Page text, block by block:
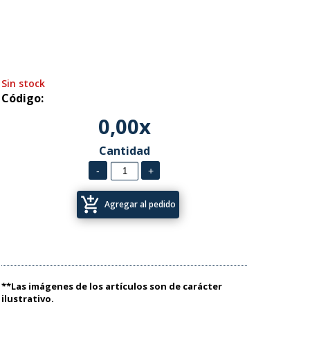
Sin stock
Código:
0,00x
Cantidad
add_shopping_cart Agregar al pedido
**Las imágenes de los artículos son de carácter
ilustrativo.